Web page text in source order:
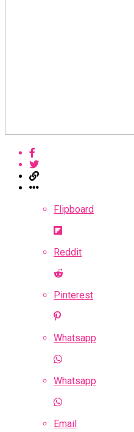
Flipboard
Reddit
Pinterest
Whatsapp
Whatsapp
Email